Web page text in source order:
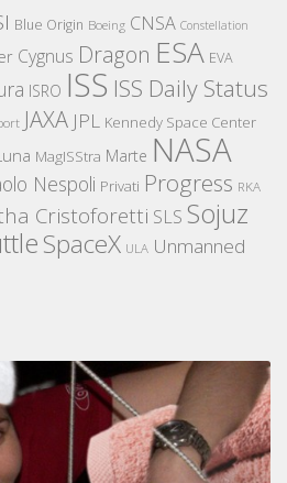
Blue Origin Boeing CNSA Constellation
Cygnus Dragon ESA EVA
ISRO ISS ISS Daily Status
JAXA JPL Kennedy Space Center
MagISStra Marte NASA
Nespoli Privati Progress RKA
Cristoforetti SLS Sojuz
SpaceX ULA Unmanned